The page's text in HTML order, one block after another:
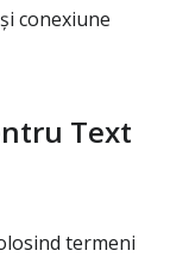
conexiune
Text
termeni